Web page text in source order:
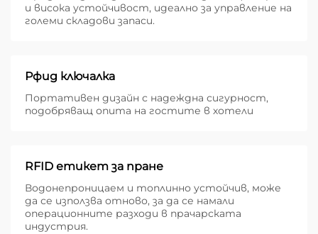
и висока устойчивост, идеално за управление на
големи складови запаси.
Рфид ключалка
Портативен дизайн с надеждна сигурност,
подобряващ опита на гостите в хотели
RFID етикет за пране
Водонепроницаем и топлинно устойчив, може
да се използва отново, за да се намали
операционните разходи в прачарската
индустрия.